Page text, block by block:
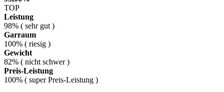
TOP
Leistung
98% ( sehr gut )
Garraum
100% ( riesig )
Gewicht
82% ( nicht schwer )
Preis-Leistung
100% ( super Preis-Leistung )